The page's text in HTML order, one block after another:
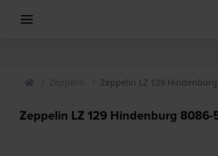
Zeppelin Zeppelin LZ 129
Zeppelin LZ 129 Hindenburg